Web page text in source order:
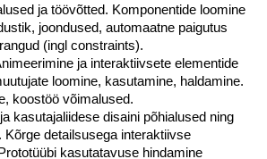
ja töövõtted. Komponentide loomine
joondused, automaatne paigutus
(ingl constraints).
ja interaktiivsete elementide
loomine, kasutamine, haldamine.
koostöö võimalused.
kasutajaliidese disaini põhialused ning
Kõrge detailsusega interaktiivse
kasutatavuse hindamine